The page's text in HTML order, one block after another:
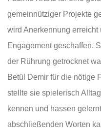
gemeinnütziger Projekte
wird Anerkennung
Engagement geschaffen.
der Rührung getrocknet
Betül Demir für die nötige
stellte sie spielerisch
kennen und hassen
abschließenden Worten